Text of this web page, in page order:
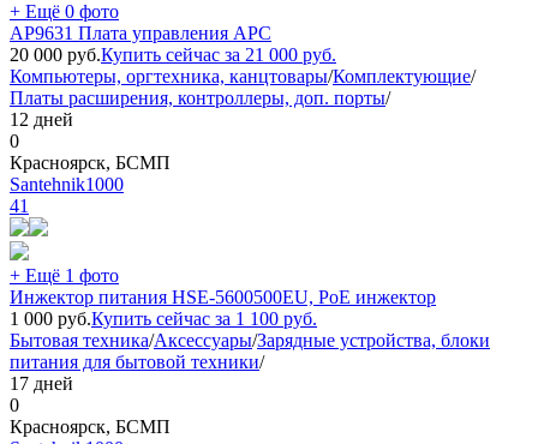
+ Ещё 0 фото
AP9631 Плата управления APC
20 000 руб.Купить сейчас за 21 000 руб.
Компьютеры, оргтехника, канцтовары/Комплектующие/
Платы расширения, контроллеры, доп. порты/
12 дней
0
Красноярск, БСМП
Santehnik1000
41
+ Ещё 1 фото
Инжектор питания HSE-5600500EU, PoE инжектор
1 000 руб.Купить сейчас за 1 100 руб.
Бытовая техника/Аксессуары/Зарядные устройства, блоки
питания для бытовой техники/
17 дней
0
Красноярск, БСМП